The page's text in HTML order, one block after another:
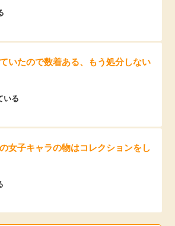
いたので数着ある、もう処分しない
いる
女子キャラの物はコレクションをし